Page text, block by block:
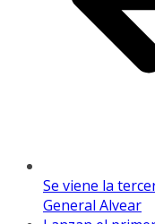
Se viene la
General Alvear